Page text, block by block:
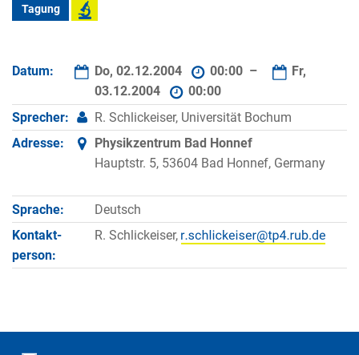
Tagung
Datum: Do, 02.12.2004 00:00 –
Fr,
03.12.2004
00:00
Sprecher:
R. Schlickeiser, Universität Bochum
Adresse:
Physikzentrum Bad Honnef
Hauptstr. 5, 53604 Bad Honnef, Germany
Sprache:
Deutsch
Kontakt­
person:
R. Schlickeiser,